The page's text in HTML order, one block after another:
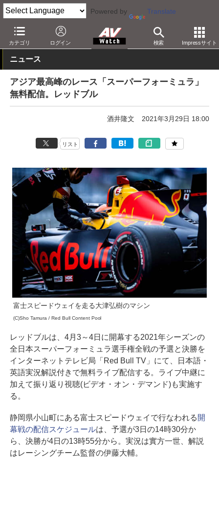
Powered by Translate
カテゴリ ログイン 検索 Impressサイト
AV Watch コンテンツ・サービス 映像配信 その他
ニュース
アジア最高峰のレース「スーパーフォーミュラ」
無料配信。レッドブル
酒井隆文 2021年3月29日 18:00
リスト
富士スピードウェイを走る大津弘樹のマシン
(C)Sho Tamura / Red Bull Content Pool
レッドブルは、4月3～4日に開幕する2021年シーズンの
全日本スーパーフォーミュラ選手権全戦の予選と決勝を
インターネットテレビ局「Red Bull TV」にて、日本語・
英語実況解説付きで無料ライブ配信する。ライブ中継に
加えて振り返り視聴(ビデオ・オン・デマンド)も実施す
る。
静岡県小山町にある富士スピードウェイで行なわれる 開
幕戦の配信スケジュールは、予選が3日の14時30分か
ら、決勝が4日の13時55分から。実況は實方一世、解説
はレーシングチーム監督の伊藤大輔。